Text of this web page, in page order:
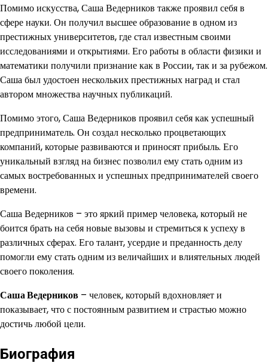
Помимо искусства, Саша Ведерников также проявил себя в
сфере науки. Он получил высшее образование в одном из
престижных университетов, где стал известным своими
исследованиями и открытиями. Его работы в области физики и
математики получили признание как в России, так и за рубежом.
Саша был удостоен нескольких престижных наград и стал
автором множества научных публикаций.
Помимо этого, Саша Ведерников проявил себя как успешный
предприниматель. Он создал несколько процветающих
компаний, которые развиваются и приносят прибыль. Его
уникальный взгляд на бизнес позволил ему стать одним из
самых востребованных и успешных предпринимателей своего
времени.
Саша Ведерников – это яркий пример человека, который не
боится брать на себя новые вызовы и стремиться к успеху в
различных сферах. Его талант, усердие и преданность делу
помогли ему стать одним из величайших и влиятельных людей
своего поколения.
Саша Ведерников – человек, который вдохновляет и
показывает, что с постоянным развитием и страстью можно
достичь любой цели.
Биография